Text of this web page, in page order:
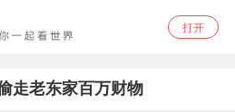
打开
走老东家百万财物